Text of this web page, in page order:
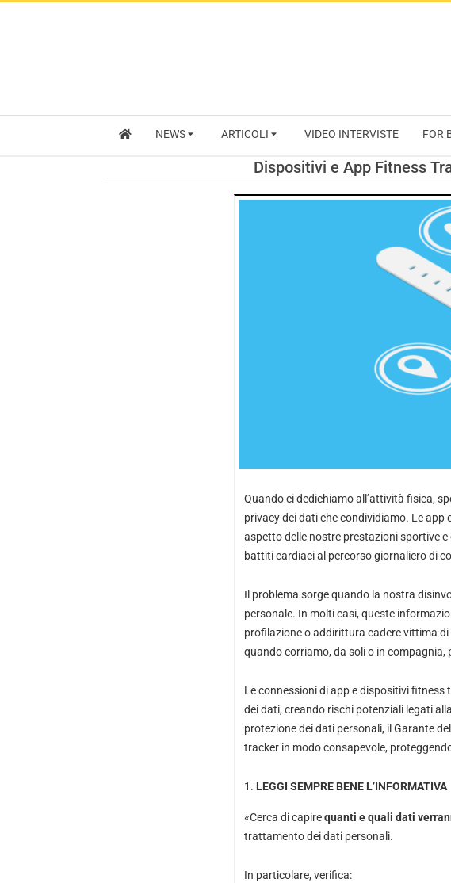
NEWS ARTICOLI VIDEO INTERVISTE FOR
Dispositivi e App Fitness
Quando ci dedichiamo all’attività fisica,
privacy dei dati che condividiamo. Le app
aspetto delle nostre prestazioni sportive
battiti cardiaci al percorso giornaliero di
Il problema sorge quando la nostra
personale. In molti casi, queste
profilazione o addirittura cadere vittima
quando corriamo, da soli o in
Le connessioni di app e dispositivi fitness
dei dati, creando rischi potenziali legati
protezione dei dati personali, il Garante
tracker in modo consapevole,
LEGGI SEMPRE BENE L’INFORMATIVA
«Cerca di capirequanti e quali dati
trattamento dei dati personali.
In particolare, verifica: